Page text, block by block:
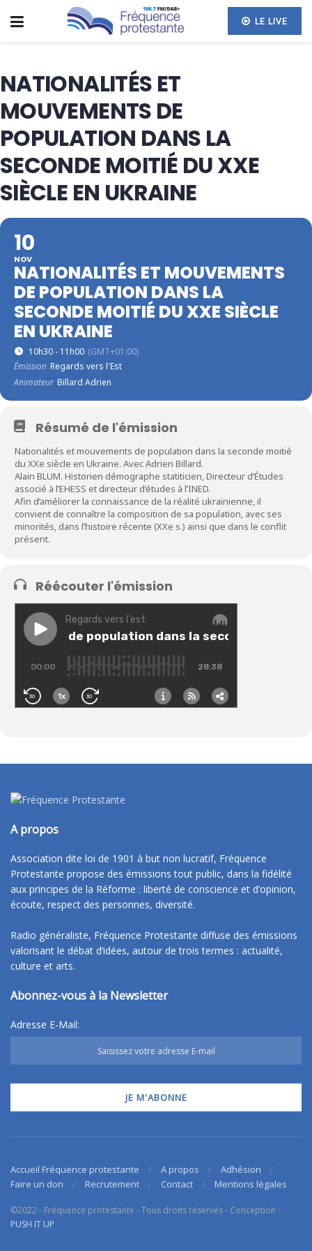
LE LIVE
NATIONALITÉS ET
MOUVEMENTS DE
POPULATION DANS LA
SECONDE MOITIÉ DU XXE
SIÈCLE EN UKRAINE
10
NOV
NATIONALITÉS ET MOUVEMENTS
DE POPULATION DANS LA
SECONDE MOITIÉ DU XXE SIÈCLE
EN UKRAINE
10h30 - 11h00 (GMT+01:00)
Émission Regards vers l'Est
Animateur Billard Adrien
Résumé de l'émission
Nationalités et mouvements de population dans la seconde moitié
du XXe siècle en Ukraine. Avec Adrien Billard.
Alain BLUM. Historien démographe statiticien, Directeur d’Études
associé à l’EHESS et directeur d’études à l’INED.
Afin d’améliorer la connaissance de la réalité ukrainienne, il
convient de connaître la composition de sa population, avec ses
minorités, dans l’histoire récente (XXe s.) ainsi que dans le conflit
présent.
Réécouter l'émission
A propos
Association dite loi de 1901 à but non lucratif, Fréquence
Protestante propose des émissions tout public, dans la fidélité
aux principes de la Réforme : liberté de conscience et d’opinion,
écoute, respect des personnes, diversité.
Radio généraliste, Fréquence Protestante diffuse des émissions
valorisant le débat d’idées, autour de trois termes : actualité,
culture et arts.
Abonnez-vous à la Newsletter
Adresse E-Mail:
Accueil Fréquence protestante A propos
Adhésion
Faire un don
Recrutement Contact Mentions légales
©2022 - Fréquence protestante - Tous droits réservés - Conception :
PUSH IT UP